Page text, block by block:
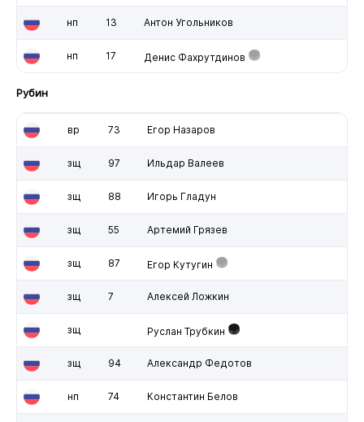
нп 13 Антон Угольников
нп 17 Денис Фахрутдинов
Рубин
вр 73 Егор Назаров
зщ 97 Ильдар Валеев
зщ 88 Игорь Гладун
зщ 55 Артемий Грязев
зщ 87 Егор Кутугин
зщ 7 Алексей Ложкин
зщ Руслан Трубкин
зщ 94 Александр Федотов
нп 74 Константин Белов